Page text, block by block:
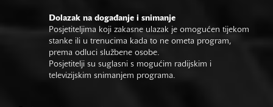
Dolazak na događanje i snimanje
Posjetiteljima koji zakasne ulazak je omogućen tijekom
stanke ili u trenucima kada to ne ometa program,
prema odluci službene osobe.
Posjetitelji su suglasni s mogućim radijskim i
televizijskim snimanjem programa.